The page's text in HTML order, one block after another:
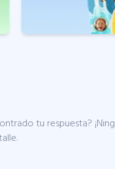
tu respuesta?